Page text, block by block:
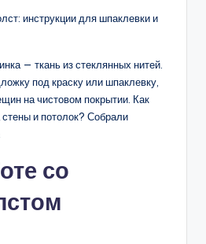
— ткань из стеклянных нитей.
под краску или шпаклевку,
на чистовом покрытии. Как
стены и потолок? Собрали
со